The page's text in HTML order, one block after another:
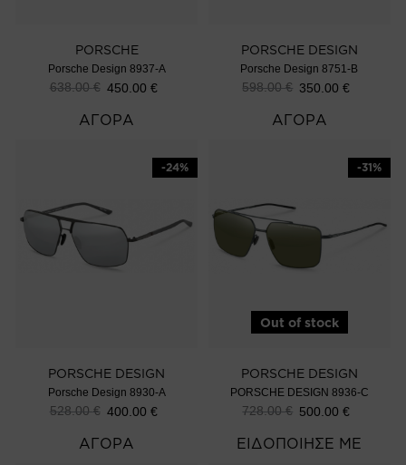
PORSCHE
Porsche Design 8937-A
638.00€ 450.00 €
ΑΓΟΡΑ
PORSCHE DESIGN
Porsche Design 8751-B
598.00€ 350.00€
ΑΓΟΡΑ
-24%
PORSCHE DESIGN
Porsche Design 8930-A
528.00€ 400.00 €
ΑΓΟΡΑ
-31%
Out of stock
PORSCHE DESIGN
PORSCHE DESIGN 8936-C
728.00€ 500.00€
ΕΙΔΟΠΟΙΗΣΕ ΜΕ